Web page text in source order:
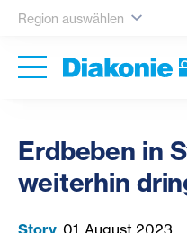
Region auswählen
Erdbeben in
weiterhin
Story 01. August 2023